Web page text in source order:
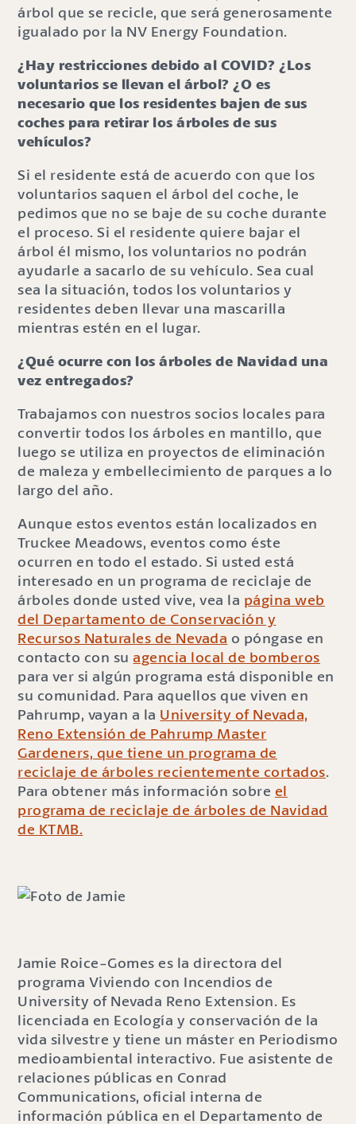
árbol que se recicle, que será generosamente
igualado por la NV Energy Foundation.
¿Hay restricciones debido al COVID? ¿Los
voluntarios se llevan el árbol? ¿O es
necesario que los residentes bajen de sus
coches para retirar los árboles de sus
vehículos?
Si el residente está de acuerdo con que los
voluntarios saquen el árbol del coche, le
pedimos que no se baje de su coche durante
el proceso. Si el residente quiere bajar el
árbol él mismo, los voluntarios no podrán
ayudarle a sacarlo de su vehículo. Sea cual
sea la situación, todos los voluntarios y
residentes deben llevar una mascarilla
mientras estén en el lugar.
¿Qué ocurre con los árboles de Navidad una
vez entregados?
Trabajamos con nuestros socios locales para
convertir todos los árboles en mantillo, que
luego se utiliza en proyectos de eliminación
de maleza y embellecimiento de parques a lo
largo del año.
Aunque estos eventos están localizados en
Truckee Meadows, eventos como éste
ocurren en todo el estado. Si usted está
interesado en un programa de reciclaje de
árboles donde usted vive, vea la página web
del Departamento de Conservación y
Recursos Naturales de Nevada o póngase en
contacto con suagencia local de bomberos
para ver si algún programa está disponible en
su comunidad. Para aquellos que viven en
Pahrump, vayan a la University of Nevada,
Reno Extensión de Pahrump Master
Gardeners, que tiene un programa de
reciclaje de árboles recientemente cortados.
Para obtener más información sobre el
programa de reciclaje de árboles de Navidad
de KTMB.
Jamie Roice-Gomes es la directora del
programa Viviendo con Incendios de
University of Nevada Reno Extension. Es
licenciada en Ecología y conservación de la
vida silvestre y tiene un máster en Periodismo
medioambiental interactivo. Fue asistente de
relaciones públicas en Conrad
Communications, oficial interna de
información pública en el Departamento de